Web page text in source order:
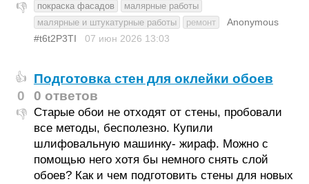
👎 покраска фасадов
малярные работы
малярные и штукатурные работы
ремонт
Anonymous
#t6t2P3TI
07 июн 2026 13:03
👍
0
👎
Подготовка стен для оклейки обоев
0 ответов
Старые обои не отходят от стены, пробовали
все методы, бесполезно. Купили
шлифовальную машинку- жираф. Можно с
помощью него хотя бы немного снять слой
обоев? Как и чем подготовить стены для новых